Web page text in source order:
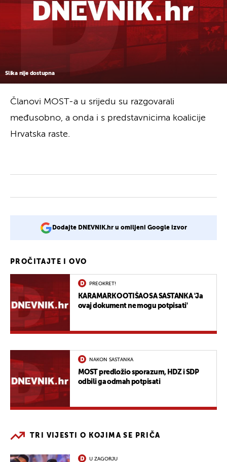
Slika nije dostupna
Članovi MOST-a u srijedu su razgovarali
međusobno, a onda i s predstavnicima koalicije
Hrvatska raste.
Dodajte DNEVNIK.hr u omiljeni Google izvor
PROČITAJTE I OVO
PREOKRET!
KARAMARKO OTIŠAO SA SASTANKA 'Ja
ovaj dokument ne mogu potpisati'
NAKON SASTANKA
MOST predložio sporazum, HDZ i SDP
odbili ga odmah potpisati
TRI VIJESTI O KOJIMA SE PRIČA
U ZAGORJU